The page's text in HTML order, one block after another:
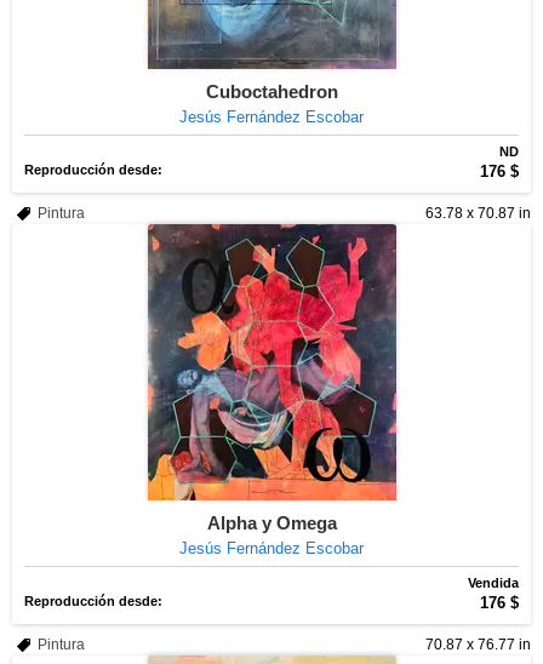
Cuboctahedron
Jesús Fernández Escobar
ND
Reproducción desde:
176 $
63.78 x 70.87 in
Pintura
Alpha y Omega
Jesús Fernández Escobar
Vendida
Reproducción desde:
176 $
70.87 x 76.77 in
Pintura